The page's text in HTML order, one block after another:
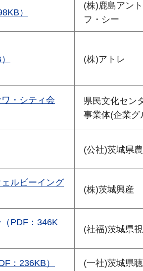
）
(株)鹿島アン
フ・シー
(株)アトレ
・シティ会
県民文化セン
事業体(企業グ
(公社)茨城県
ルビーイング
(株)茨城興産
PDF：346K
(社福)茨城県
：236KB） (一社)茨城県